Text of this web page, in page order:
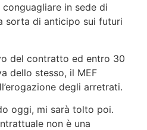
in sede di
sorta di anticipo sui futuri
del contratto ed entro 30
dello stesso, il MEF
degli arretrati.
oggi, mi sarà tolto poi.
non è una